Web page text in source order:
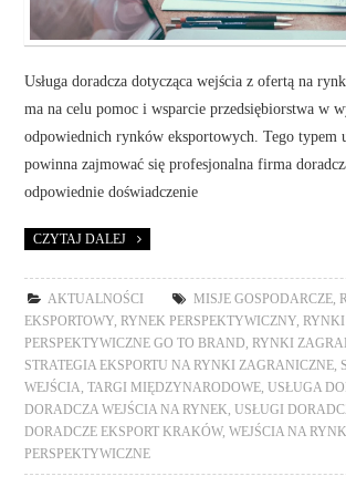
Usługa doradcza dotycząca wejścia z ofertą na
ma na celu pomoc i wsparcie przedsiębiorstwa w
odpowiednich rynków eksportowych. Tego typem
powinna zajmować się profesjonalna firma
odpowiednie doświadczenie
CZYTAJ DALEJ
AKTUALNOŚCI MISJE GOSPODARCZE
EKSPORTOWY
RYNEK PERSPEKTYWICZNY
RYNKI
PERSPEKTYWICZNE GO TO BRAND
RYNKI
STRATEGIA EKSPORTU NA RYNKI ZAGRANICZNE
WEJŚCIA ,TARGI MIĘDZYNARODOWE USŁUGA
DORADCZA WEJŚCIA NA RYNEK
USŁUGI
DORADCZE EKSPORT KRAKÓW, WEJŚCIA NA RYNKI
PERSPEKTYWICZNE